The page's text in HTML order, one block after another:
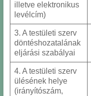
illetve elektronikus
levélcím)
3. A testületi szerv
döntéshozatalának
eljárási szabályai
4. A testületi szerv
ülésének helye
(irányítószám,